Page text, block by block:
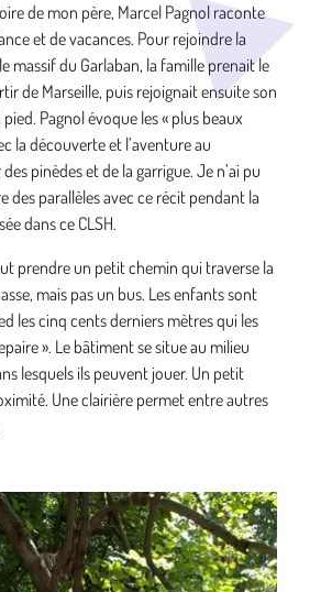
de mon père, Marcel Pagnol raconte
et de vacances. Pour rejoindre la
massif du Garlaban, la famille prenait le
de Marseille, puis rejoignait ensuite son
Pagnol évoque les « plus beaux
la découverte et l’aventure au
pinèdes et de la garrigue. Je n’ai pu
des parallèles avec ce récit pendant la
dans ce CLSH.
prendre un petit chemin qui traverse la
mais pas un bus. Les enfants sont
les cinq cents derniers mètres qui les
». Le bâtiment se situe au milieu
lesquels ils peuvent jouer. Un petit
Une clairière permet entre autres